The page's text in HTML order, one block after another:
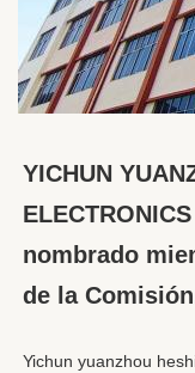
YICHUN
nombrado
de la
Yichun yuanzhou